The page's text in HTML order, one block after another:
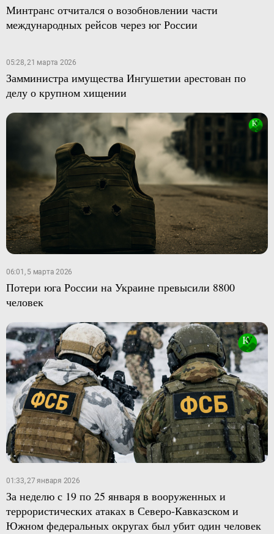
Минтранс отчитался о возобновлении части
международных рейсов через юг России
05:28, 21 марта 2026
Замминистра имущества Ингушетии арестован по
делу о крупном хищении
06:01, 5 марта 2026
Потери юга России на Украине превысили 8800
человек
01:33, 27 января 2026
За неделю с 19 по 25 января в вооруженных и
террористических атаках в Северо-Кавказском и
Южном федеральных округах был убит один человек